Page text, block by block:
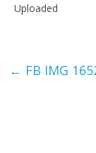
Uploaded
← FB IMG